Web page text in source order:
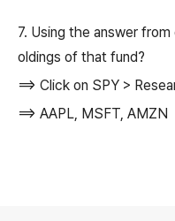
7. Using the answer
oldings of that fund?
==> Click on SPY >
==> AAPL, MSFT, AMZN